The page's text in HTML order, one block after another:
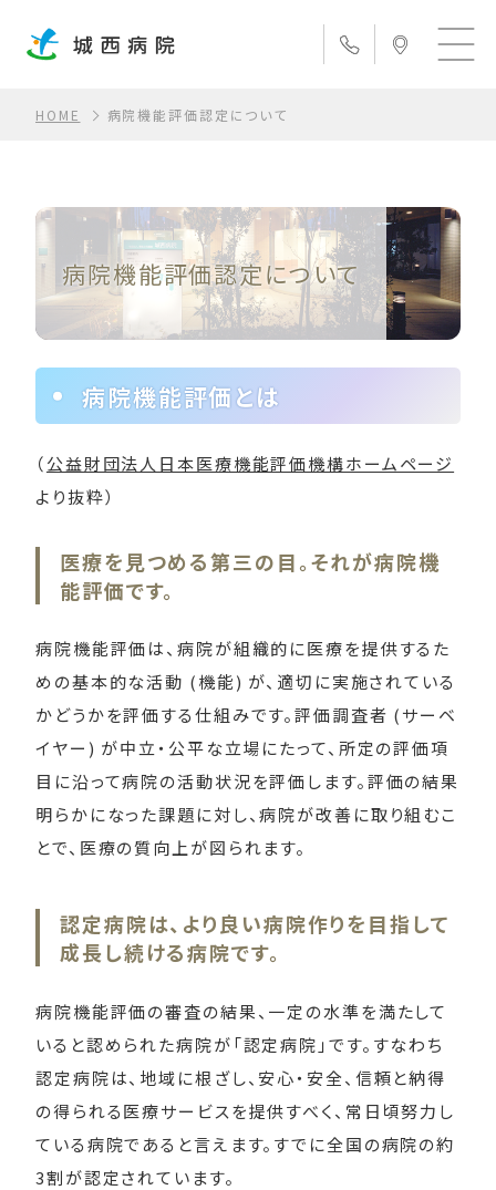
HOME 病院機能評価認定について
病院機能評価認定について
病院機能評価とは
（公益財団法人日本医療機能評価機構ホームページ
より抜粋）
医療を見つめる第三の目。それが病院機
能評価です。
病院機能評価は、病院が組織的に医療を提供するた
めの基本的な活動 (機能) が、適切に実施されている
かどうかを評価する仕組みです。評価調査者 (サーベ
イヤー) が中立・公平な立場にたって、所定の評価項
目に沿って病院の活動状況を評価します。評価の結果
明らかになった課題に対し、病院が改善に取り組むこ
とで、医療の質向上が図られます。
認定病院は、より良い病院作りを目指して
成長し続ける病院です。
病院機能評価の審査の結果、一定の水準を満たして
いると認められた病院が「認定病院」です。すなわち
認定病院は、地域に根ざし、安心・安全、信頼と納得
の得られる医療サービスを提供すべく、常日頃努力し
ている病院であると言えます。すでに全国の病院の約
3割が認定されています。